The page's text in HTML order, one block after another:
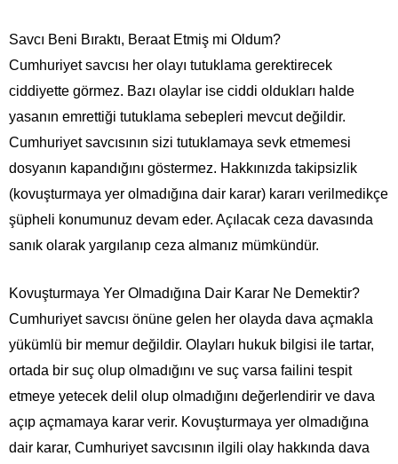
Savcı Beni Bıraktı, Beraat Etmiş mi Oldum?
Cumhuriyet savcısı her olayı tutuklama gerektirecek
ciddiyette görmez. Bazı olaylar ise ciddi oldukları halde
yasanın emrettiği tutuklama sebepleri mevcut değildir.
Cumhuriyet savcısının sizi tutuklamaya sevk etmemesi
dosyanın kapandığını göstermez. Hakkınızda takipsizlik
(kovuşturmaya yer olmadığına dair karar) kararı verilmedikçe
şüpheli konumunuz devam eder. Açılacak ceza davasında
sanık olarak yargılanıp ceza almanız mümkündür.
Kovuşturmaya Yer Olmadığına Dair Karar Ne Demektir?
Cumhuriyet savcısı önüne gelen her olayda dava açmakla
yükümlü bir memur değildir. Olayları hukuk bilgisi ile tartar,
ortada bir suç olup olmadığını ve suç varsa failini tespit
etmeye yetecek delil olup olmadığını değerlendirir ve dava
açıp açmamaya karar verir. Kovuşturmaya yer olmadığına
dair karar, Cumhuriyet savcısının ilgili olay hakkında dava